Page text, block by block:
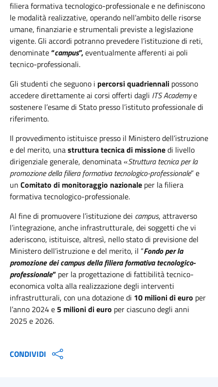
filiera formativa tecnologico-professionale e ne definiscono
le modalità realizzative, operando nell’ambito delle risorse
umane, finanziarie e strumentali previste a legislazione
vigente. Gli accordi potranno prevedere l’istituzione di reti,
denominate“campus”,eventualmente afferenti ai poli
tecnico-professionali.
Gli studenti che seguono i percorsi quadriennali possono
accedere direttamente ai corsi offerti dagli ITS Academye
sostenere l’esame di Stato presso l’istituto professionale di
riferimento.
Il provvedimento istituisce presso il Ministero dell’istruzione
e del merito, unastruttura tecnica di missionedi livello
dirigenziale generale, denominata «Struttura tecnica per la
promozione della filiera formativa tecnologico-professionale” e
un Comitato di monitoraggio nazionale per la filiera
formativa tecnologico-professionale.
Al fine di promuovere l’istituzione dei campus, attraverso
l’integrazione, anche infrastrutturale, dei soggetti che vi
aderiscono, istituisce, altresì, nello stato di previsione del
Ministero dell’istruzione e del merito, il “Fondo per la
promozione dei campus della filiera formativa tecnologico-
professionale” per la progettazione di fattibilità tecnico-
economica volta alla realizzazione degli interventi
infrastrutturali, con una dotazione di 10 milioni di euro per
l’anno 2024 e 5 milioni di euro per ciascuno degli anni
2025 e 2026.
CONDIVIDI